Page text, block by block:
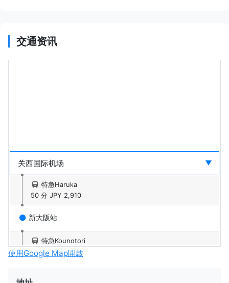
交通资讯
特急Haruka
50 分 JPY 2,910
新大阪站
特急Kounotori
144 分 JPY 5,070
使用Google Map開啟